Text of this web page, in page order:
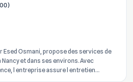
Esed Osmani, propose des services de
et dans ses environs. Avec
l entreprise assure l entretien